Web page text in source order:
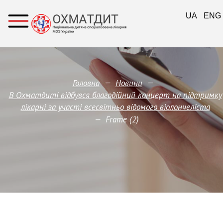
Головна — Новини —
В Охматдиті відбувся благодійний концерт на підтримку
лікарні за участі всесвітньо відомого віолончеліста
— Frame (2)
UA ENG